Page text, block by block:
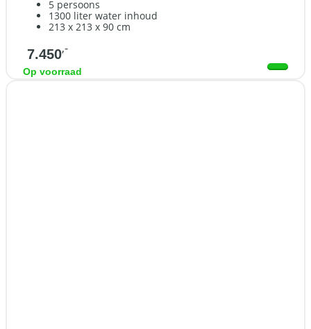
5 persoons
1300 liter water inhoud
213 x 213 x 90 cm
7.450,-
Op voorraad